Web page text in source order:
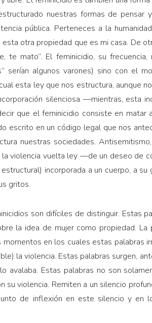
nuestras formas de pensar
pública. Perteneces a la
otra propiedad que es mi casa. De
te mato”. El feminicidio, su
serían algunos varones) sino con el
esta ley que nos estructura, aunque
silenciosa —mientras, esta
que el feminicidio consiste en matar
escrito en un código legal que nos
nuestras sociedades.
violencia vuelta ley —de un deseo de
incorporada a un cuerpo, a su
gritos.
son difíciles de distinguir. Estas
la idea de mujer como propiedad. La
en los cuales estas palabras
la violencia. Estas palabras surgen,
Estas palabras no son
su violencia. Remiten a un silencio
de inflexión en este silencio y en